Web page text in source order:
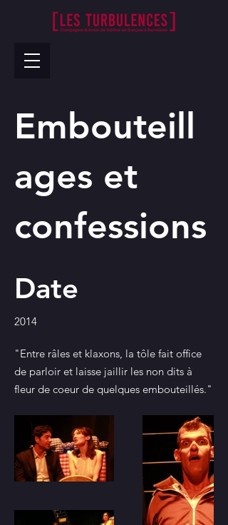
Embouteill
ages et
confessions
Date
2014
"Entre râles et klaxons, la tôle fait office
de parloir et laisse jaillir les non dits à
fleur de coeur de quelques embouteillés."